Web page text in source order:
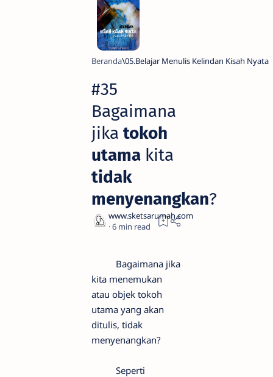
Beranda 05.Belajar Menulis Kelindan Kisah Nyata
#35
Bagaimana
jika tokoh
utama kita
tidak
menyenangkan?
6
Bagaimana jika
kita menemukan
atau objek tokoh
utama yang akan
ditulis, tidak
menyenangkan?
Seperti